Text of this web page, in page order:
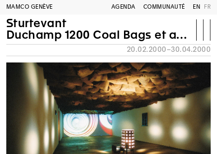
MAMCO GENÈVE AGENDA COMMUNAUTÉ EN FR
Sturtevant
Duchamp 1200 Coal Bags et autres pièces, 1992
20.02.2000–30.04.2000